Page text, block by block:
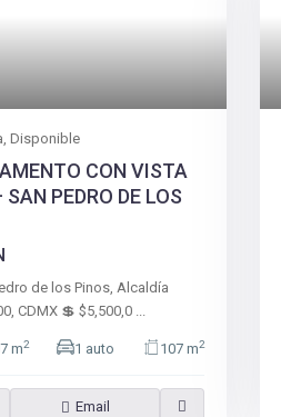
, Disponible
CON VISTA
PEDRO DE LOS
de los Pinos, Alcaldía
CDMX 💲 $5,500,0 ...
m2 1 auto 107 m2
Email